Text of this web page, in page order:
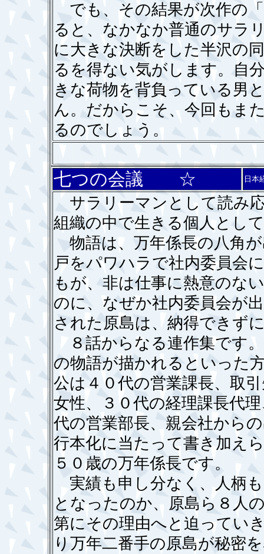
でも、その結果が次作の
ると、なかなか普通のサラ
に大きな決断をした半沢の
るを得ない気がします。自
きな荷物を背負っている男
ん。だからこそ、今回もま
るのでしょう。
七つの会議 ☆ 日本
サラリーマンとして読み
組織の中で生きる個人とし
物語は、万年係長の八角
戸をパワハラで社内委員会
もが、非は仕事に熱意のな
のに、なぜか社内委員会が
された原島は、納得できず
８話からなる連作集です
の物語が描かれるといった
公は４０代の営業課長、取
女性、３０代の経理課長代
代の営業部長、親会社から
行本化に当たって書き加え
５０歳の万年係長です。
実績も申し分なく、人柄
となったのか、原島ら８人
第にその理由へと迫ってい
り万年二番手の原島が秘密